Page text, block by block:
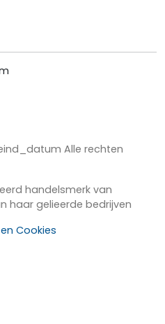
Alle rechten
handelsmerk van
haar gelieerde bedrijven
Cookies